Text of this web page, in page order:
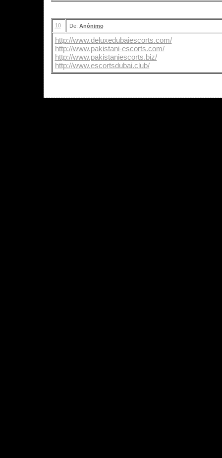
10 De: Anónimo
http://www.deluxedubaiescorts.com/
http://www.pakistani-escorts.com/
http://www.pakistaniescorts.biz/
http://www.escortsdubai.club/